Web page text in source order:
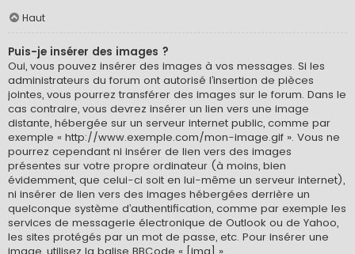
Haut
Puis-je insérer des images ?
Oui, vous pouvez insérer des images à vos messages. Si les
administrateurs du forum ont autorisé l’insertion de pièces
jointes, vous pourrez transférer des images sur le forum. Dans le
cas contraire, vous devrez insérer un lien vers une image
distante, hébergée sur un serveur internet public, comme par
exemple « http://www.exemple.com/mon-image.gif ». Vous ne
pourrez cependant ni insérer de lien vers des images
présentes sur votre propre ordinateur (à moins, bien
évidemment, que celui-ci soit en lui-même un serveur internet),
ni insérer de lien vers des images hébergées derrière un
quelconque système d’authentification, comme par exemple les
services de messagerie électronique de Outlook ou de Yahoo,
les sites protégés par un mot de passe, etc. Pour insérer une
image, utilisez la balise BBCode « [img] ».